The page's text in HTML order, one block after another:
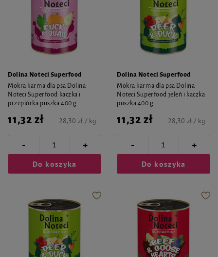
Dolina Noteci Superfood
Mokra karma dla psa Dolina
Noteci Superfood kaczka i
przepiórka puszka 400 g
11,32 zł 28,30 zł / kg
- +
Do koszyka
Dolina Noteci Superfood
Mokra karma dla psa Dolina
Noteci Superfood jeleń i kaczka
puszka 400 g
11,32 zł 28,30 zł / kg
- +
Do koszyka